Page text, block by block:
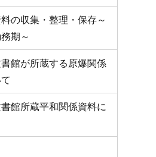
の収集・整理・保存～
期～
館が所蔵する原爆関係
館所蔵平和関係資料に